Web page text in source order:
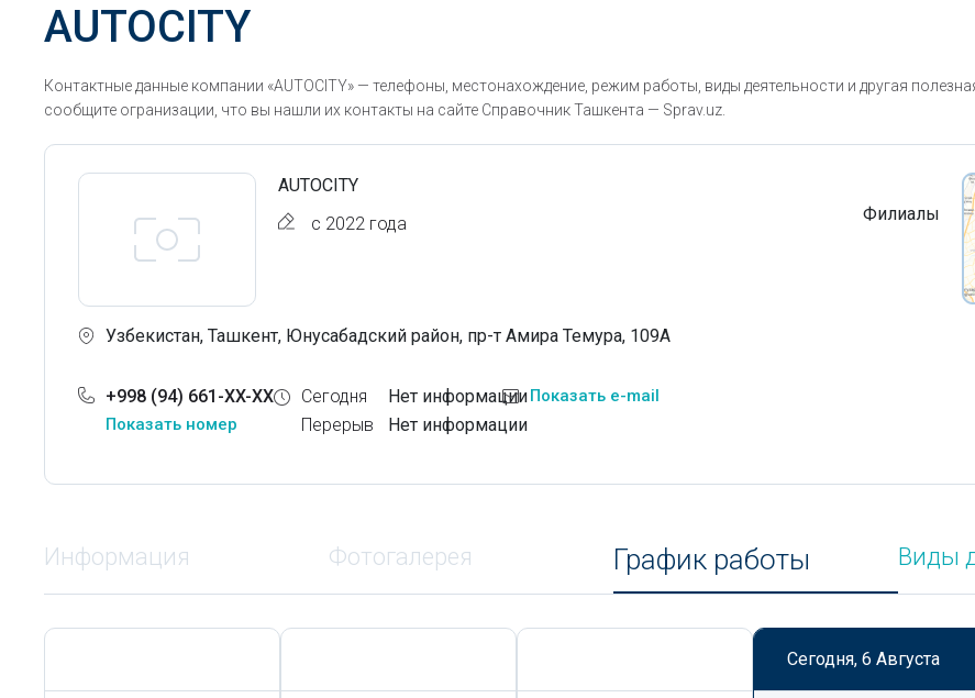
AUTOCITY
Контактные данные компании «AUTOCITY» — телефоны, местонахождение, режим работы, виды деятельности и другая
сообщите огранизации, что вы нашли их контакты на сайте Справочник Ташкента — Sprav.uz.
AUTOCITY
с 2022 года
Филиалы
Узбекистан, Ташкент, Юнусабадский район, пр-т Амира Темура, 109А
+998 (94) 661-XX-XX
Показать номер
Сегодня
Перерыв
Нет информации
Нет информации
Показать e-mail
Информация Фотогалерея График работы Виды
Сегодня, 6 Августа